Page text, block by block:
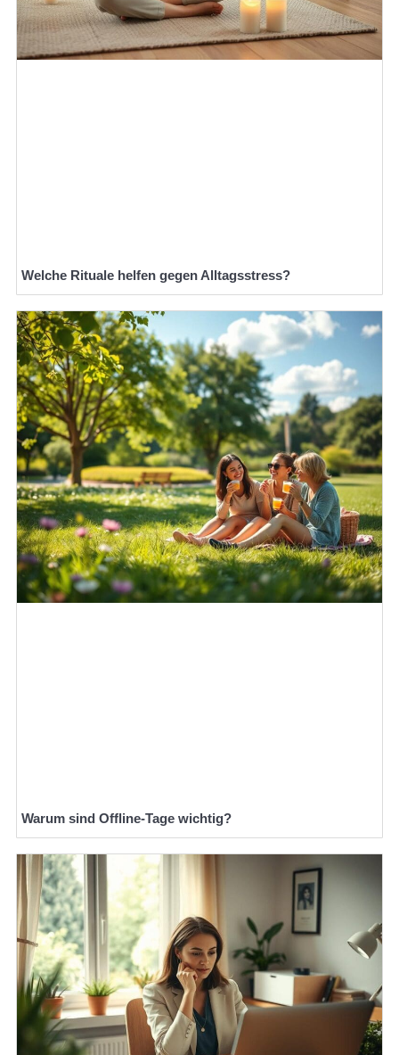
Welche Rituale helfen gegen Alltagsstress?
Warum sind Offline-Tage wichtig?